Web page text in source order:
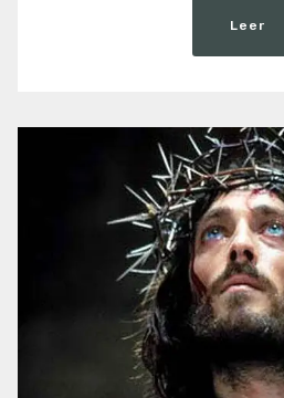
Leer